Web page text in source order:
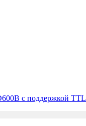
с поддержкой TTL